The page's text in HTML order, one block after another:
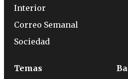
Interior
Correo Semanal
Sociedad
Temas